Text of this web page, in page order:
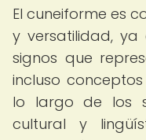
El cuneiforme es
y versatilidad,
signos que
incluso
lo largo de los
cultural y